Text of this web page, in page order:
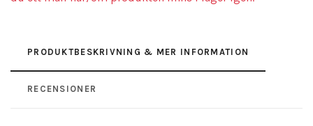
PRODUKTBESKRIVNING & MER INFORMATION
RECENSIONER